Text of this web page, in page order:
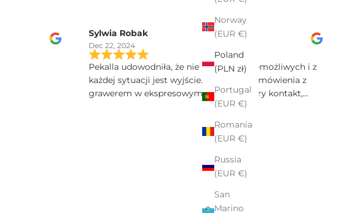
Norway
(EUR €)
Poland
(PLN zł)
Portugal
(EUR €)
Romania
(EUR €)
Russia
(EUR €)
San
Marino
Sylwia Robak
Dec 22, 2024
Pekalla udowodniła, że nie ma rzeczy niemożliwych i z
każdej sytuacji jest wyjście. Realizacja zamówienia z
grawerem w ekspresowym tempie. Dobry kontakt,
szybka przesyłka, a kieliszki Iris sa poprostu przepiekne!